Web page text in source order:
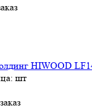
HIWOOD
шт